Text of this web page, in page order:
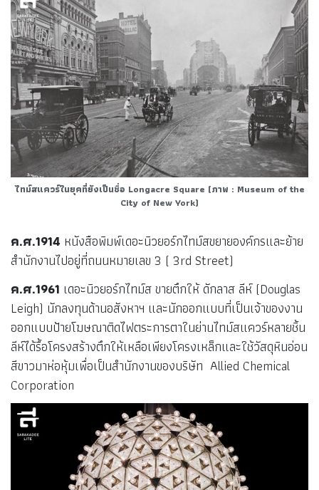
ไทม์สแควร์ในยุคที่ยังเป็นชื่อ Longacre Square (ภาพ : Museum of the
City of New York)
ค.ศ.1914 หนังสือพิมพ์เดอะนิวยอร์กไทม์สขยายองค์กรและย้าย
สำนักงานไปอยู่ที่ถนนหมายเลข 3 ( 3rd Street)
ค.ศ.1961 เดอะนิวยอร์กไทม์ส ขายตึกให้ ดักลาส ลีห์ (Douglas
Leigh) นักลงทุนด้านอสังหาฯ และนักออกแบบที่เป็นเจ้าของงาน
ออกแบบป้ายโฆษณาติดไฟตระการตาในย่านไทม์สแควร์หลายชิ้น
ลีห์ได้รื้อโครงสร้างตึกให้เหลือเพียงโครงเหล็กและใช้วัสดุหินอ่อน
สีขาวมาห่อหุ้มเพื่อเป็นสำนักงานของบริษัท Allied Chemical
Corporation